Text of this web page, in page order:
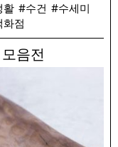
살아남는 강인한
입니다. 약산성
, 식물성 오일을
물로 사용하던
기지 않아 우리가
, 단단한 고체
마무리를
활 수건
수세미
화점
음전